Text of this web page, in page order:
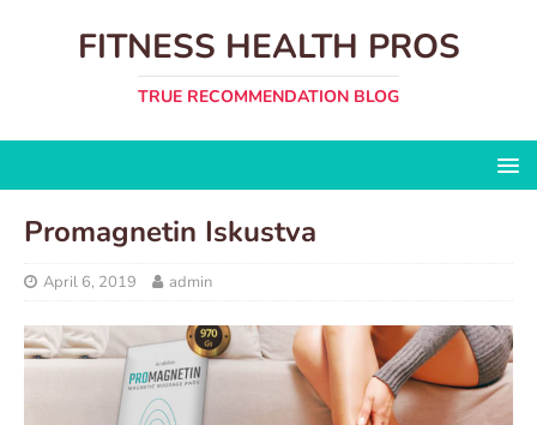
FITNESS HEALTH PROS
TRUE RECOMMENDATION BLOG
Promagnetin Iskustva
April 6, 2019 admin